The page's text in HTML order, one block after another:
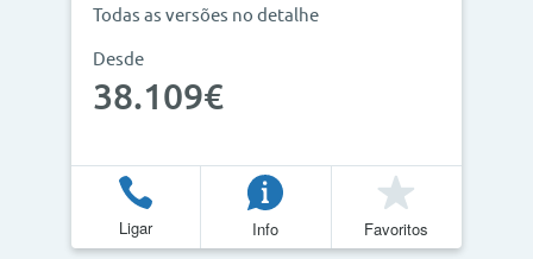
Todas as versões no detalhe
Desde
38.109€
Ligar Info Favoritos